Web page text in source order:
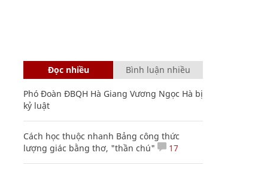
Đọc nhiều Bình luận nhiều
Phó Đoàn ĐBQH Hà Giang Vương Ngọc Hà bị
kỷ luật
Cách học thuộc nhanh Bảng công thức
lượng giác bằng thơ, "thần chú"
17